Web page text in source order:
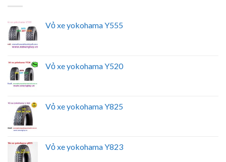
Vỏ xe yokohama Y555
Vỏ xe yokohama Y520
Vỏ xe yokohama Y825
Vỏ xe yokohama Y823